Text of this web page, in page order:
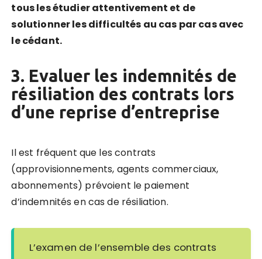
tous les étudier attentivement et de
solutionner les difficultés au cas par cas avec
le cédant.
3. Evaluer les indemnités de
résiliation des contrats lors
d’une reprise d’entreprise
Il est fréquent que les contrats
(approvisionnements, agents commerciaux,
abonnements) prévoient le paiement
d’indemnités en cas de résiliation.
L’examen de l’ensemble des contrats